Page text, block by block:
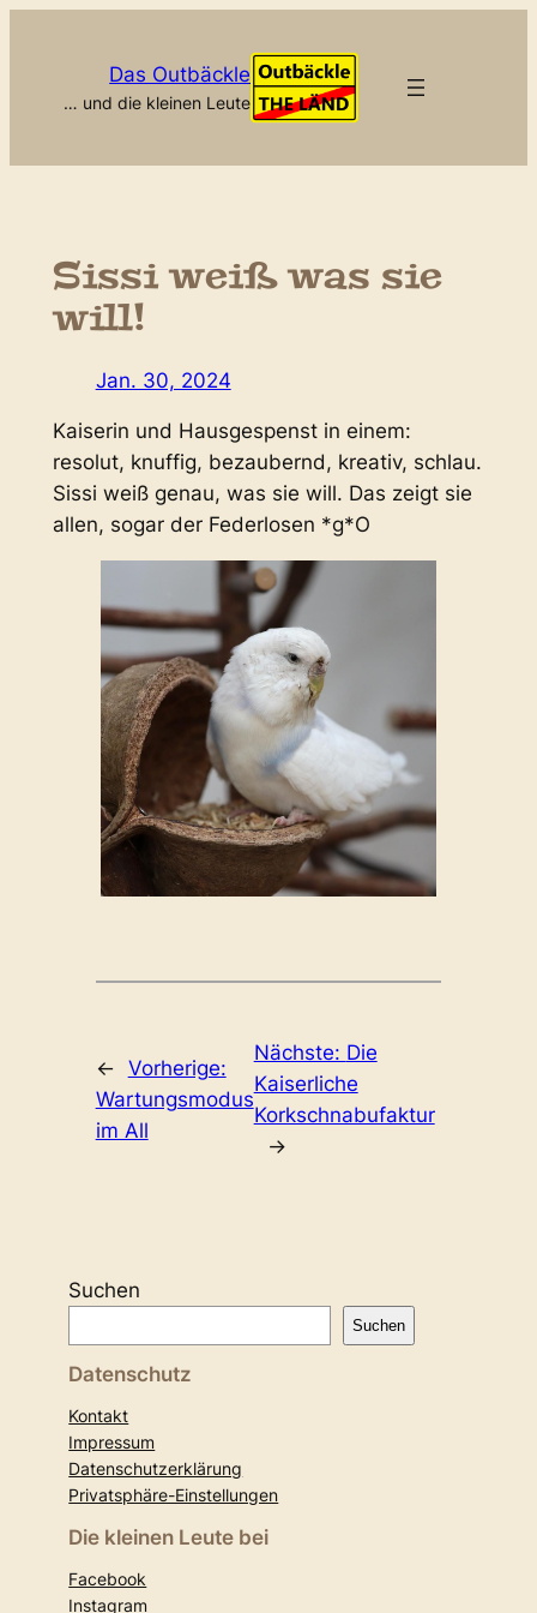
Das Outbäckle
… und die kleinen Leute
Sissi weiß was sie
will!
Jan. 30, 2024
Kaiserin und Hausgespenst in einem:
resolut, knuffig, bezaubernd, kreativ, schlau.
Sissi weiß genau, was sie will. Das zeigt sie
allen, sogar der Federlosen *g*O
← Vorherige:
Wartungsmodus
im All
Nächste: Die
Kaiserliche
Korkschnabufaktur
→
Suchen
Suchen
Datenschutz
Kontakt
Impressum
Datenschutzerklärung
Privatsphäre-Einstellungen
Die kleinen Leute bei
Facebook
Instagram